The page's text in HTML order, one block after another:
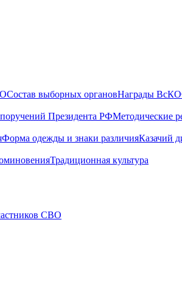
Состав выборных органовНаграды ВсКО
Президента РФМетодические
Форма одежды и знаки различияКазачий
Традиционная культура
СВО